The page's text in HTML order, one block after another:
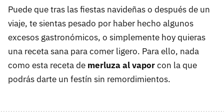
Puede que tras las fiestas navideñas o después de un
viaje, te sientas pesado por haber hecho algunos
excesos gastronómicos, o simplemente hoy quieras
una receta sana para comer ligero. Para ello, nada
como esta receta de merluza al vaporcon la que
podrás darte un festín sin remordimientos.